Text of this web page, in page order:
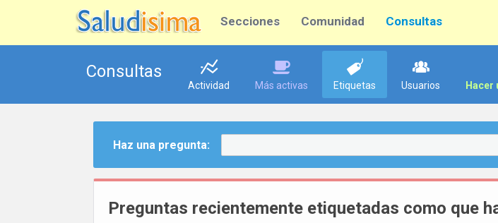
Secciones Comunidad Consultas
Consultas
Actividad Más activas Etiquetas Usuarios Hacer
Haz una pregunta:
Preguntas recientemente etiquetadas como que